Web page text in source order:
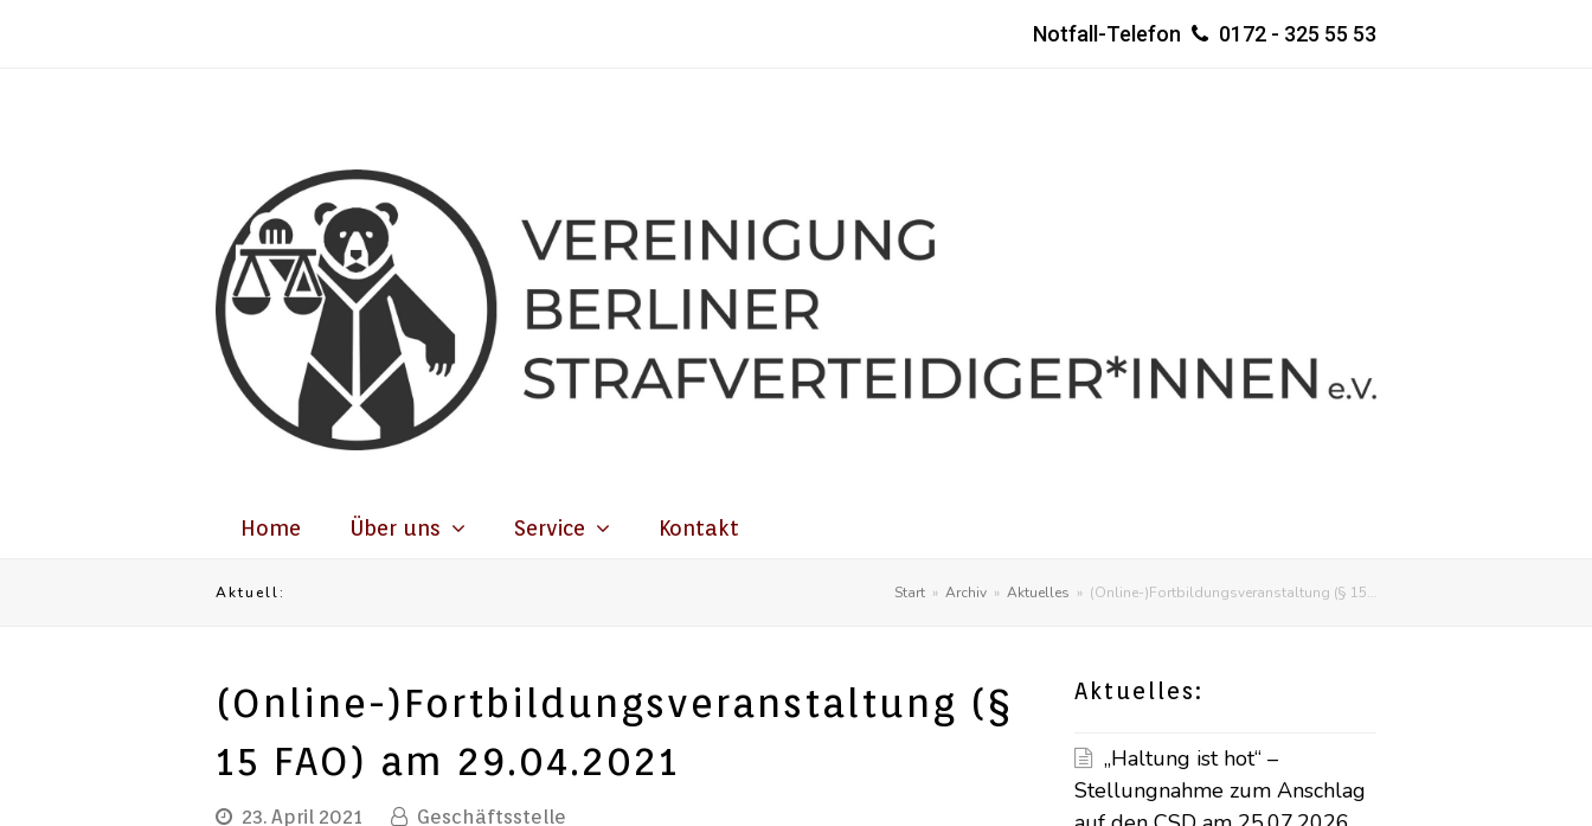
Notfall-Telefon 0172 - 325 55 53
Home Über uns Service Kontakt
Aktuell: Start » Archiv » Aktuelles » (Online-)Fortbildungsveranstaltung (§ 15…
(Online-)Fortbildungsveranstaltung (§
15 FAO) am 29.04.2021
23. April 2021 Geschäftsstelle
Aktuelles:
„Haltung ist hot“ –
Stellungnahme zum Anschlag